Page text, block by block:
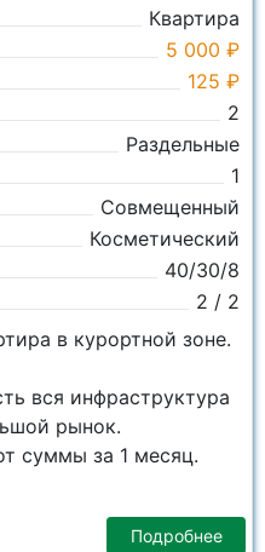
Квартира
5 000 ₽
125 ₽
2
Раздельные
1
Совмещенный
Косметический
40/30/8
2 / 2
в курортной зоне.
вся инфраструктура
рынок.
суммы за 1 месяц.
Подробнее